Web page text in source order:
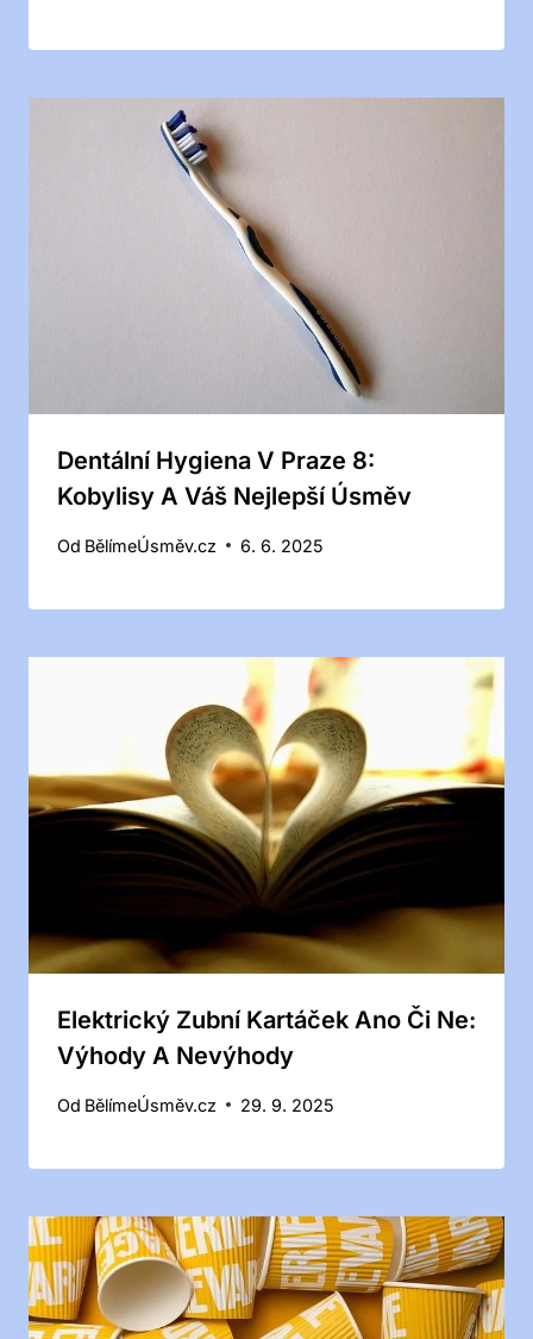
Dentální Hygiena V Praze 8:
Kobylisy A Váš Nejlepší Úsměv
Od BělímeÚsměv.cz 6. 6. 2025
Elektrický Zubní Kartáček Ano Či Ne:
Výhody A Nevýhody
Od BělímeÚsměv.cz 29. 9. 2025